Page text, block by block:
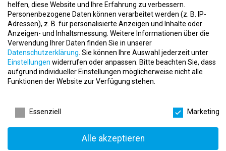
helfen, diese Website und Ihre Erfahrung zu verbessern.
Personenbezogene Daten können verarbeitet werden (z. B. IP-
Adressen), z. B. für personalisierte Anzeigen und Inhalte oder
Anzeigen- und Inhaltsmessung. Weitere Informationen über die
Verwendung Ihrer Daten finden Sie in unserer
Datenschutzerklärung. Sie können Ihre Auswahl jederzeit unter
Einstellungen widerrufen oder anpassen. Bitte beachten Sie, dass
aufgrund individueller Einstellungen möglicherweise nicht alle
Funktionen der Website zur Verfügung stehen.
Essenziell
Marketing
Alle akzeptieren